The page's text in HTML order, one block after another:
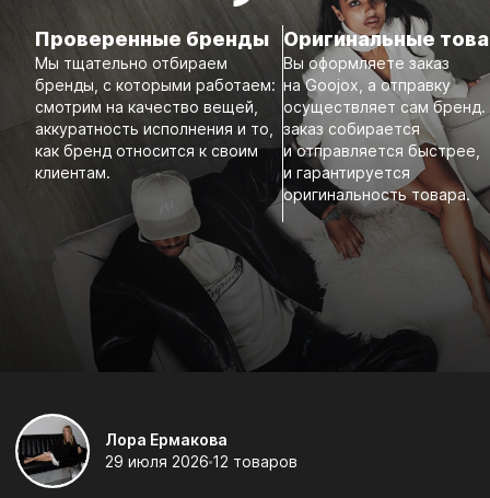
Проверенные бренды
Мы тщательно отбираем
бренды, с которыми работаем:
смотрим на качество вещей,
аккуратность исполнения и то,
как бренд относится к своим
клиентам.
Оригинальные
Вы оформляете заказ
на Goojox, а отправку
осуществляет сам бренд.
заказ собирается
и отправляется быстрее,
и гарантируется
оригинальность товара.
Лора Ермакова
29 июля 2026 12 товаров